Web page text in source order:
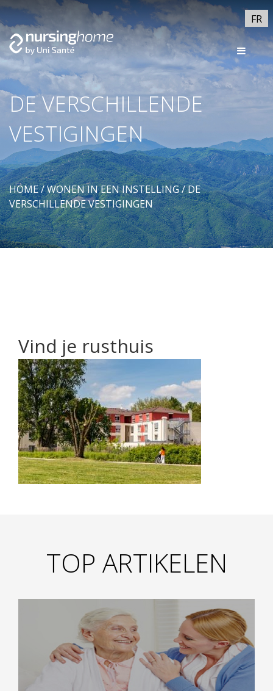
FR
DE VERSCHILLENDE
VESTIGINGEN
HOME/WONEN IN EEN INSTELLING/DE
VERSCHILLENDE VESTIGINGEN
Vind je rusthuis
TOP ARTIKELEN